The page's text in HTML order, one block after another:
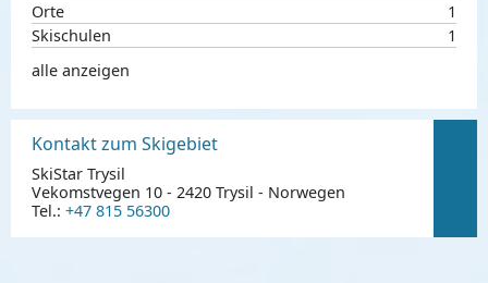
Orte
1
Skischulen
1
alle anzeigen
Kontakt zum Skigebiet
SkiStar Trysil
Vekomstvegen 10 - 2420 Trysil - Norwegen
Tel.: +47 815 56300